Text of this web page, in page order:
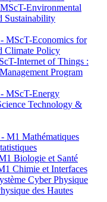
Environmental
Sustainability
MScT-Economics for
Climate Policy
Internet of Things :
Program
MScT-Energy
Technology &
M1 Mathématiques
Biologie et Santé
Chimie et Interfaces
Cyber Physique
des Hautes